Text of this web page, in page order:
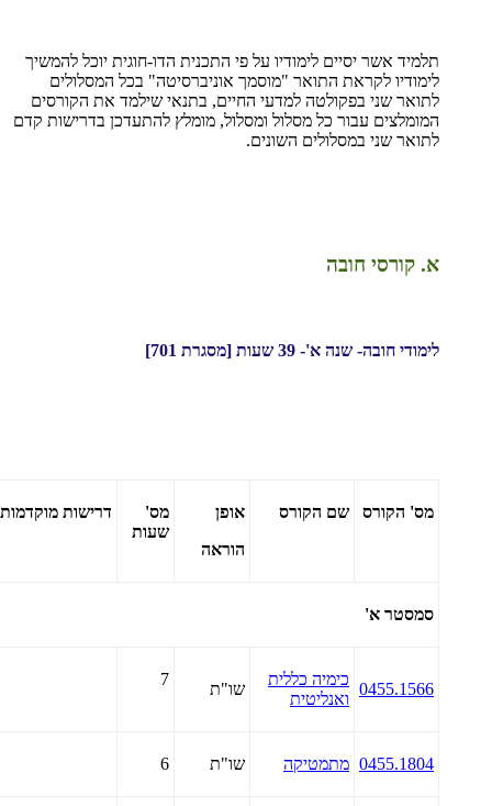
תלמיד אשר יסיים לימודיו על פי התכנית הדו-חוגית יוכל להמשיך
לימודיו לקראת התואר "מוסמך אוניברסיטה" בכל המסלולים
לתואר שני בפקולטה למדעי החיים, בתנאי שילמד את הקורסים
המומלצים עבור כל מסלול ומסלול, מומלץ להתעדכן בדרישות קדם
לתואר שני במסלולים השונים.
א. קורסי חובה
לימודי חובה- שנה א'- 39 שעות [מסגרת 701]
דרישות מוקדמות
מס'
שעות
אופן
הוראה
שם הקורס מס' הקורס
סמסטר א'
שו"ת
כימיה כללית
ואנליטית
0455.1566
6 שו"ת מתמטיקה 0455.1804